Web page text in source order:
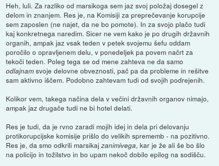
Heh, luli. Za razliko od marsikoga sem jaz svoj položaj dosegel z
delom in znanjem. Res je, na Komisiji za preprečevanje korupcije
sem zaposlen (ne najet, da ne bo pomote). In za svojo plačo tudi
kaj konkretnega naredim. Sicer ne vem kako je po drugih državnih
organih, ampak jaz vsak teden v petek svojemu šefu oddam
poročilo o opravljenem delu, v ponedeljek pa povem načrt za
tekoči teden. Poleg tega se od mene zahteva ne da samo
odlajnam svoje delovne obveznosti, pač pa da probleme in rešitve
sam aktivno iščem. Podobno zahtevam tudi od svojih podrejenih.
Kolikor vem, takega načina dela v večini državnih organov nimajo,
ampak jaz drugače tudi ne bi hotel delati.
Res je tudi, da je rvno zaradi mojih idej in dela pri delovanju
protikorupcijske komisije prišlo do velikih sprememb - na pozitivno.
Res je, da smo odkrili marsikajzanimivega, kar je že ali še bo šlo
na policijo in tožilstvo in bo upam nekoč dobilo epilog na sodišču.